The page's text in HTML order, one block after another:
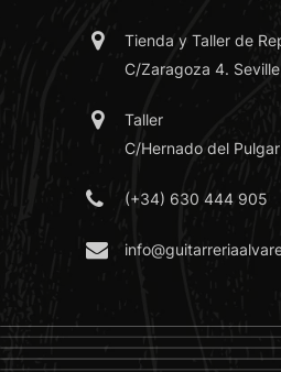
Tienda y Taller de
C/Zaragoza 4.
Taller
C/Hernado del
(+34) 630 444 905